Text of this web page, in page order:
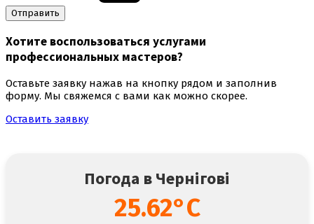
Хотите воспользоваться услугами
профессиональных мастеров?
Оставьте заявку нажав на кнопку рядом и заполнив
форму. Мы свяжемся с вами как можно скорее.
Оставить заявку
Погода в Чернігові
25.62°C